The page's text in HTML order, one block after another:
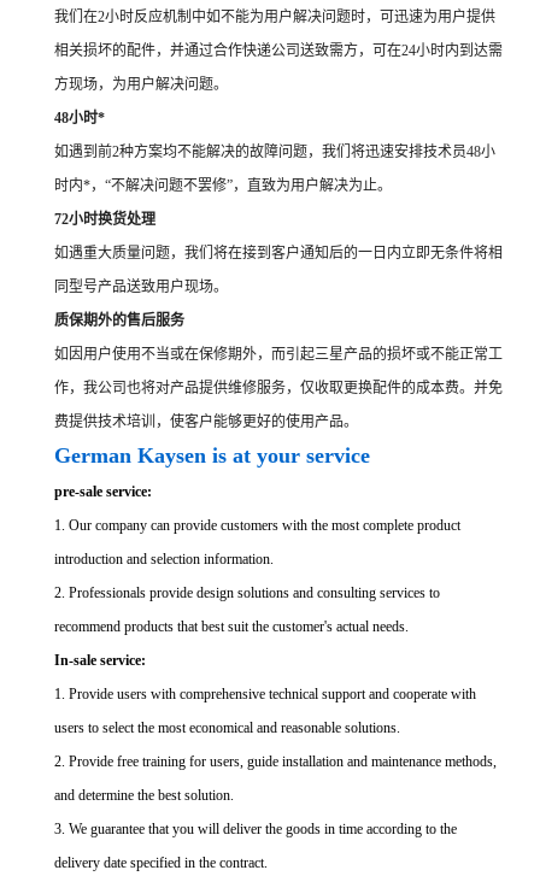
我们在2小时反应机制中如不能为用户解决问题时，可迅速为用户提供
相关损坏的配件，并通过合作快递公司送致需方，可在24小时内到达需
方现场，为用户解决问题。
48小时*
如遇到前2种方案均不能解决的故障问题，我们将迅速安排技术员48小
时内*，“不解决问题不罢修”，直致为用户解决为止。
72小时换货处理
如遇重大质量问题，我们将在接到客户通知后的一日内立即无条件将相
同型号产品送致用户现场。
质保期外的售后服务
如因用户使用不当或在保修期外，而引起三星产品的损坏或不能正常工
作，我公司也将对产品提供维修服务，仅收取更换配件的成本费。并免
费提供技术培训，使客户能够更好的使用产品。
German Kaysen is at your service
pre-sale service:
1. Our company can provide customers with the most complete product
introduction and selection information.
2. Professionals provide design solutions and consulting services to
recommend products that best suit the customer's actual needs.
In-sale service:
1. Provide users with comprehensive technical support and cooperate with
users to select the most economical and reasonable solutions.
2. Provide free training for users, guide installation and maintenance methods,
and determine the best solution.
3. We guarantee that you will deliver the goods in time according to the
delivery date specified in the contract.